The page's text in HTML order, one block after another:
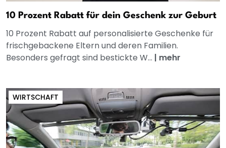
10 Prozent Rabatt für dein Geschenk zur Geburt
10 Prozent Rabatt auf personalisierte Geschenke für
frischgebackene Eltern und deren Familien.
Besonders gefragt sind bestickte W... | mehr
WIRTSCHAFT